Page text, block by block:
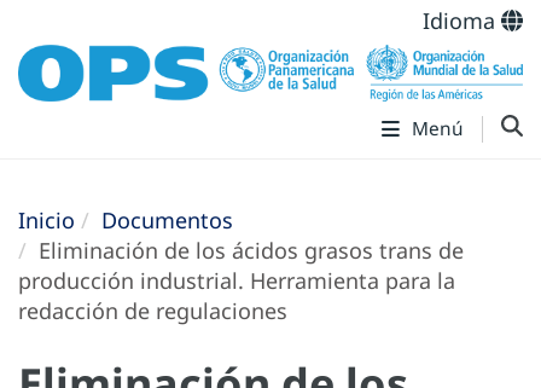
Idioma
Menú
Inicio
Documentos
Eliminación de los ácidos grasos trans de
producción industrial. Herramienta para la
redacción de regulaciones